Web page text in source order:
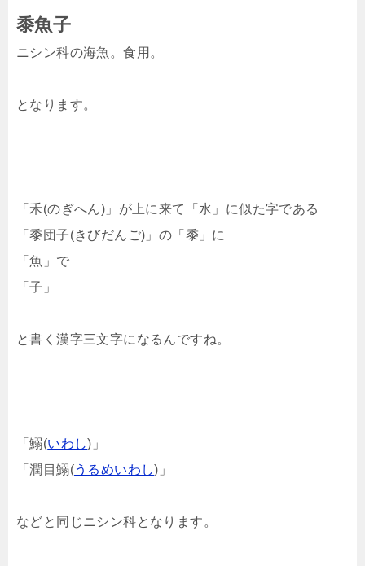
黍魚子
ニシン科の海魚。食用。
となります。
「禾(のぎへん)」が上に来て「水」に似た字である
「黍団子(きびだんご)」の「黍」に
「魚」で
「子」
と書く漢字三文字になるんですね。
「鰯(いわし)」
「潤目鰯(うるめいわし)」
などと同じニシン科となります。